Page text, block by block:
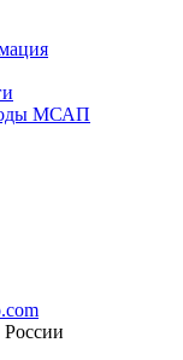
МСАП
России